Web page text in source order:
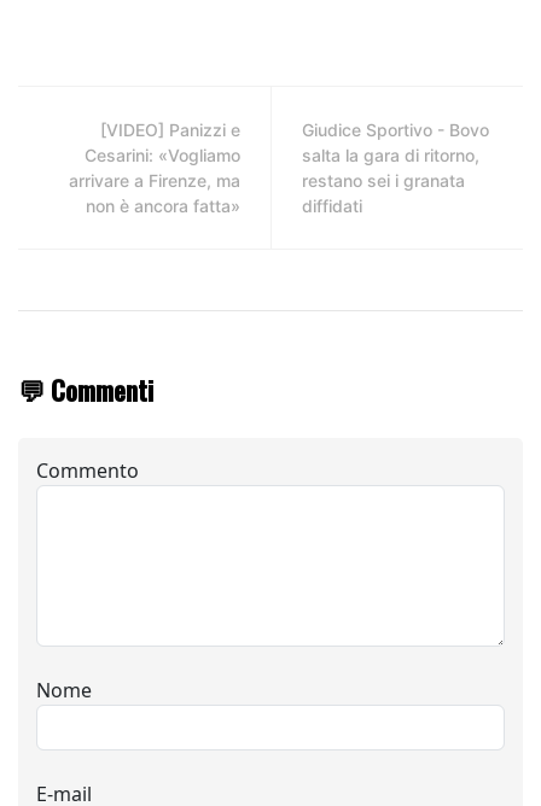
[VIDEO] Panizzi e
Cesarini: «Vogliamo
arrivare a Firenze, ma
non è ancora fatta»
Giudice Sportivo - Bovo
salta la gara di ritorno,
restano sei i granata
diffidati
💬 Commenti